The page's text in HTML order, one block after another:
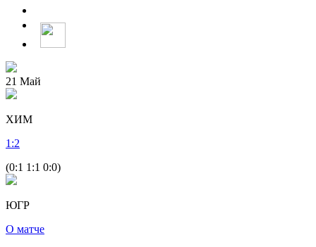
21 Май
ХИМ
1 :2
(0:1 1:1 0:0)
ЮГР
О матче